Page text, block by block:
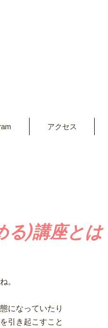
アクセス
る)講座とは
。
になっていたり
引き起こすこと